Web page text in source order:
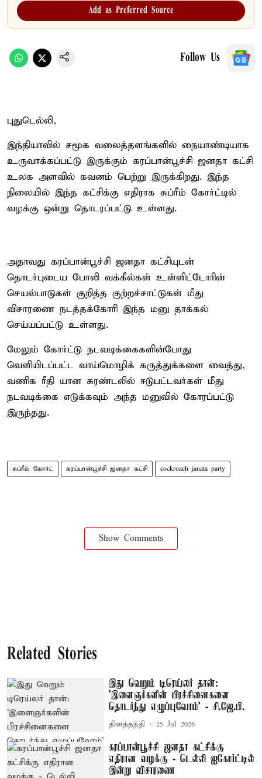
Add as Preferred Source
Follow Us
புதுடெல்லி,
இந்தியாவில் சமூக வலைத்தளங்களில் நையாண்டியாக
உருவாக்கப்பட்டு இருக்கும் கரப்பான்பூச்சி ஜனதா கட்சி
உலக அளவில் கவனம் பெற்று இருக்கிறது. இந்த
நிலையில் இந்த கட்சிக்கு எதிராக சுப்ரீம் கோர்ட்டில்
வழக்கு ஒன்று தொடரப்பட்டு உள்ளது.
அதாவது கரப்பான்பூச்சி ஜனதா கட்சியுடன்
தொடர்புடைய போலி வக்கீல்கள் உள்ளிட்டோரின்
செயல்பாடுகள் குறித்த குற்றச்சாட்டுகள் மீது
விசாரணை நடத்தக்கோரி இந்த மனு தாக்கல்
செய்யப்பட்டு உள்ளது.
மேலும் கோர்ட்டு நடவடிக்கைகளின்போது
வெளியிடப்பட்ட வாய்மொழிக் கருத்துக்களை வைத்து,
வணிக ரீதி யான சுரண்டலில் ஈடுபட்டவர்கள் மீது
நடவடிக்கை எடுக்கவும் அந்த மனுவில் கோரப்பட்டு
இருந்தது.
சுப்ரீம் கோர்ட் கரப்பான்பூச்சி ஜனதா கட்சி cockroach janata party
Show Comments
Related Stories
இது வெறும் டிரெய்லர் தான்:
'இளைஞர்களின் பிரச்சினைகளை
தொடர்ந்து எழுப்புவோம்' - சி.ஜே.பி.
தினத்தந்தி 25 Jul 2026
கரப்பான்பூச்சி ஜனதா கட்சிக்கு
எதிரான வழக்கு - டெல்லி ஐகோர்ட்டில்
இன்று விசாரணை